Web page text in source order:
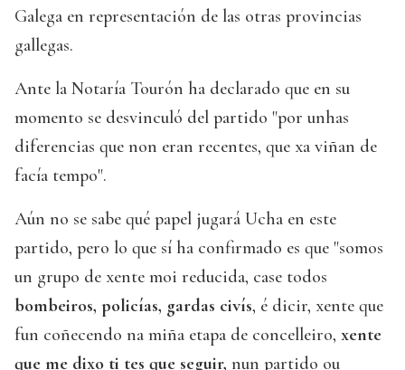
Galega en representación de las otras provincias
gallegas.
Ante la Notaría Tourón ha declarado que en su
momento se desvinculó del partido "por unhas
diferencias que non eran recentes, que xa viñan de
facía tempo".
Aún no se sabe qué papel jugará Ucha en este
partido, pero lo que sí ha confirmado es que "somos
un grupo de xente moi reducida, case todos
bombeiros, policías, gardas civís, é dicir, xente que
fun coñecendo na miña etapa de concelleiro, xente
que me dixo ti tes que seguir, nun partido ou